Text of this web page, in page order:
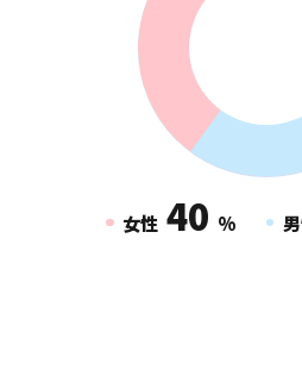
女性 40 %